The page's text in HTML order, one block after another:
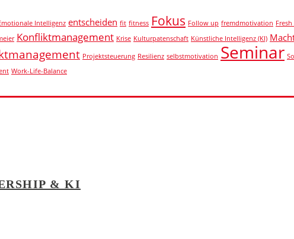
Intelligenz entscheiden fit fitness Fokus Follow up fremdmotivation Fresh
Konfliktmanagement Krise Kulturpatenschaft Künstliche Intelligenz (KI)
Projektsteuerung Resilienz selbstmotivation Seminar
Work-Life-Balance
& KI